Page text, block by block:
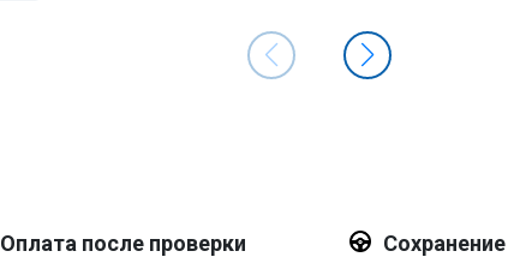
Оплата после проверки